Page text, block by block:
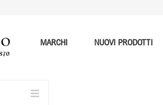
MARCHI NUOVI PRODOTTI